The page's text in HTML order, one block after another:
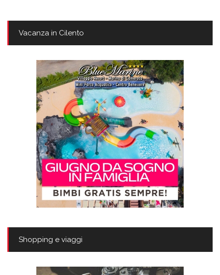
Vacanza in Cilento
Shopping e viaggi